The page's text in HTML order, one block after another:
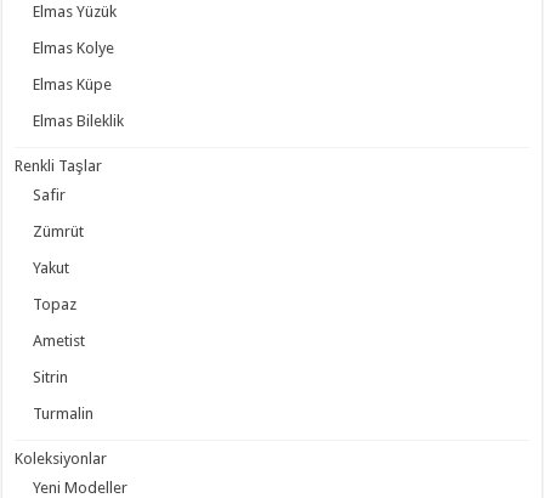
Elmas Yüzük
Elmas Kolye
Elmas Küpe
Elmas Bileklik
Renkli Taşlar
Safir
Zümrüt
Yakut
Topaz
Ametist
Sitrin
Turmalin
Koleksiyonlar
Yeni Modeller